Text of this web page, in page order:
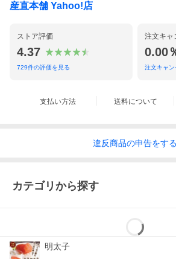
産直本舗 Yahoo!店
ストア評価
4.37
729件の評価を見る
注文キャ
0.00
注文キャン
支払い方法 送料について
違反商品の申告をする
カテゴリから探す
明太子